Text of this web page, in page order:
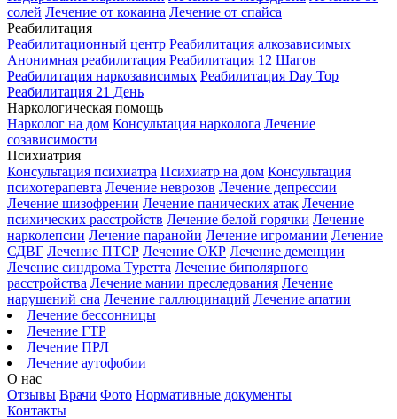
солей Лечение от кокаина Лечение от спайса
Реабилитация
Реабилитационный центр Реабилитация алкозависимых
Анонимная реабилитация Реабилитация 12 Шагов
Реабилитация наркозависимых Реабилитация Day Top
Реабилитация 21 День
Наркологическая помощь
Нарколог на дом Консультация нарколога Лечение
созависимости
Психиатрия
Консультация психиатра Психиатр на дом Консультация
психотерапевта Лечение неврозов Лечение депрессии
Лечение шизофрении Лечение панических атак Лечение
психических расстройств Лечение белой горячки Лечение
нарколепсии Лечение паранойи Лечение игромании Лечение
СДВГ Лечение ПТСР Лечение ОКР Лечение деменции
Лечение синдрома Туретта Лечение биполярного
расстройства Лечение мании преследования Лечение
нарушений сна Лечение галлюцинаций Лечение апатии
Лечение бессонницы
Лечение ГТР
Лечение ПРЛ
Лечение аутофобии
О нас
Отзывы Врачи Фото Нормативные документы
Контакты